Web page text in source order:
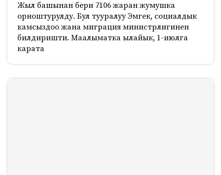
Жыл башынан бери 7106 жаран жумушка
орноштурулду. Бул тууралуу Эмгек, социалдык
камсыздоо жана миграция министрлигинен
билдиришти. Маалыматка ылайык, 1-июлга
карата